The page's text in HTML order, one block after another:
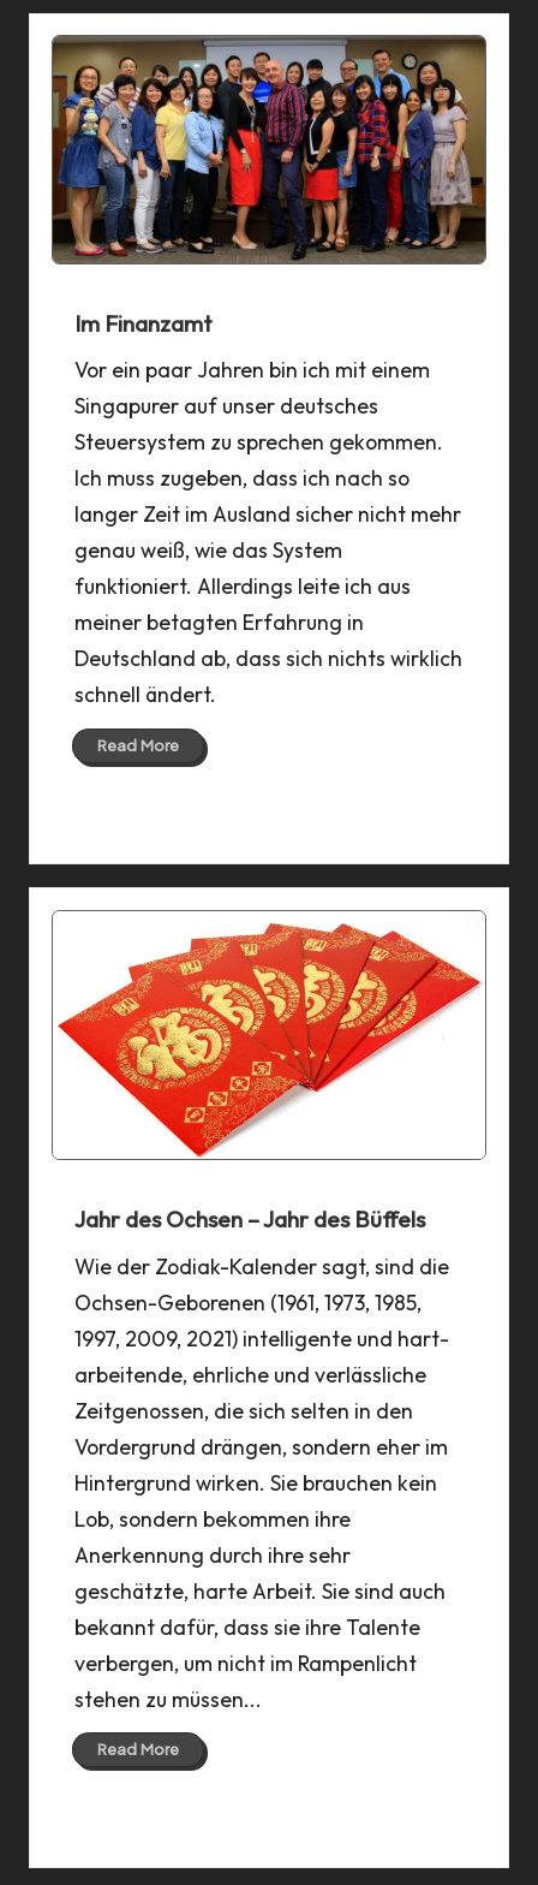
Im Finanzamt
Vor ein paar Jahren bin ich mit einem
Singapurer auf unser deutsches
Steuersystem zu sprechen gekommen.
Ich muss zugeben, dass ich nach so
langer Zeit im Ausland sicher nicht mehr
genau weiß, wie das System
funktioniert. Allerdings leite ich aus
meiner betagten Erfahrung in
Deutschland ab, dass sich nichts wirklich
schnell ändert.
Read More
Jahr des Ochsen – Jahr des Büffels
Wie der Zodiak-Kalender sagt, sind die
Ochsen-Geborenen (1961, 1973, 1985,
1997, 2009, 2021) intelligente und hart-
arbeitende, ehrliche und verlässliche
Zeitgenossen, die sich selten in den
Vordergrund drängen, sondern eher im
Hintergrund wirken. Sie brauchen kein
Lob, sondern bekommen ihre
Anerkennung durch ihre sehr
geschätzte, harte Arbeit. Sie sind auch
bekannt dafür, dass sie ihre Talente
verbergen, um nicht im Rampenlicht
stehen zu müssen...
Read More